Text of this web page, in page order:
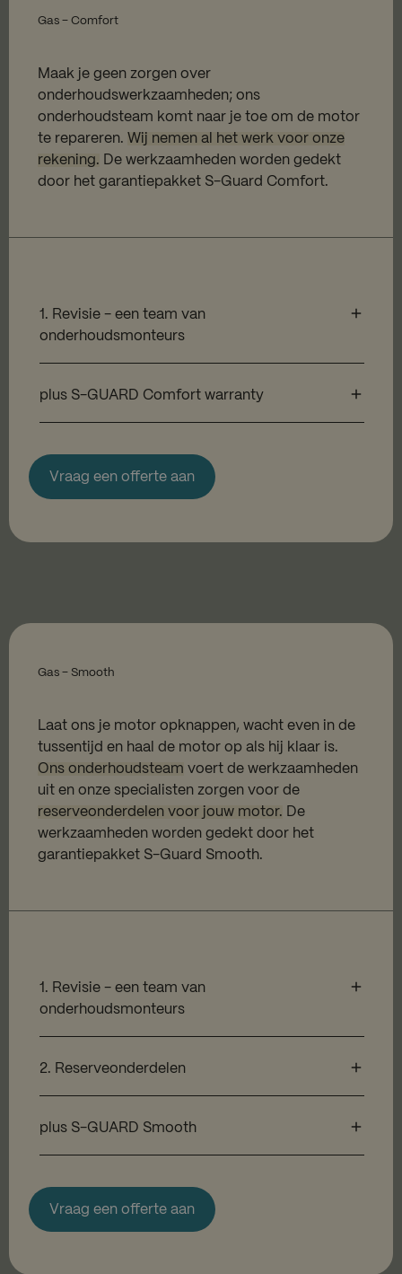
Gas – Comfort
Maak je geen zorgen over
onderhoudswerkzaamheden; ons
onderhoudsteam komt naar je toe om de motor
te repareren. Wij nemen al het werk voor onze
rekening. De werkzaamheden worden gedekt
door het garantiepakket S-Guard Comfort.
1. Revisie - een team van
onderhoudsmonteurs
plus S-GUARD Comfort warranty
Vraag een offerte aan
Gas – Smooth
Laat ons je motor opknappen, wacht even in de
tussentijd en haal de motor op als hij klaar is.
Ons onderhoudsteam voert de werkzaamheden
uit en onze specialisten zorgen voor de
reserveonderdelen voor jouw motor. De
werkzaamheden worden gedekt door het
garantiepakket S-Guard Smooth.
1. Revisie - een team van
onderhoudsmonteurs
2. Reserveonderdelen
plus S-GUARD Smooth
Vraag een offerte aan